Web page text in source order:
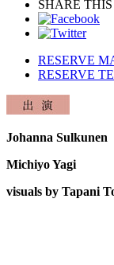
SHARE
RESERVE
RESERVE
Johanna Sulkunen
Michiyo Yagi
visuals by Tapani